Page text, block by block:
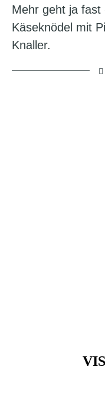
Mehr geht ja fast
Käseknödel mit
Knaller.